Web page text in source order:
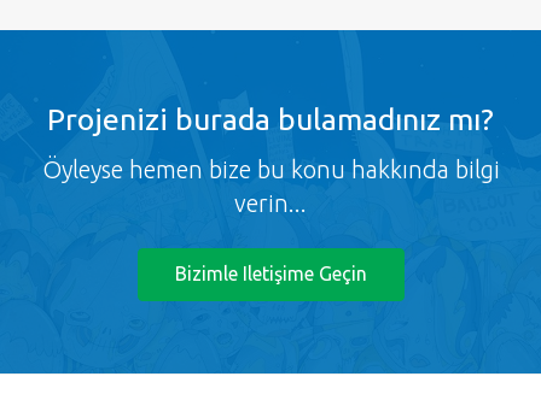
Projenizi burada bulamadınız mı?
Öyleyse hemen bize bu konu hakkında bilgi
verin...
Bizimle Iletişime Geçin